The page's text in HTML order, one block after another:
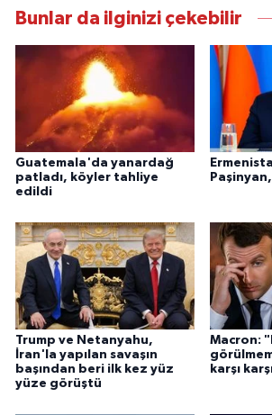
Bunlar da ilginizi çekebilir
Guatemala'da yanardağ
patladı, köyler tahliye
edildi
Trump ve Netanyahu,
İran'la yapılan savaşın
başından beri ilk kez yüz
yüze görüştü
Macron:
karşı